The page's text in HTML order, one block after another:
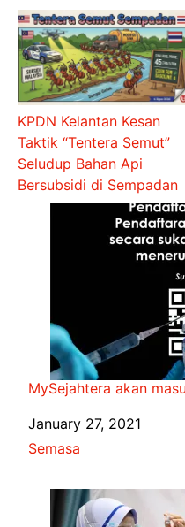
KPDN Kelantan Kesan
Taktik “Tentera Semut”
Seludup Bahan Api
Bersubsidi di Sempadan
MySejahtera akan
Date
January 27, 2021
In relation to
Semasa